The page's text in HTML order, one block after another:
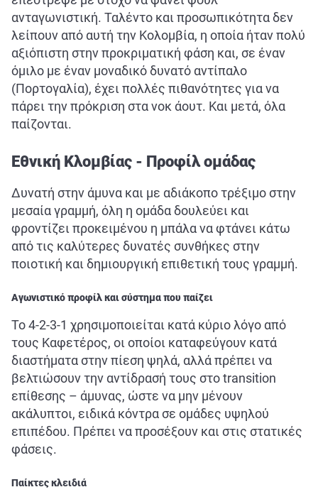
ΑΘΛΗΤΙΚΑ
ΣΥΝΕΝΤΕΥΞΕΙΣ
ΑΘΛΗΤΙΚΕΣ ΜΕΤΑΔΟΣΕΙΣ
Εξυπηρέτηση Πελατών
ανταγωνιστική. Ταλέντο και προσωπικότητα δεν
λείπουν από αυτή την Κολομβία, η οποία ήταν πολύ
αξιόπιστη στην προκριματική φάση και, σε έναν
όμιλο με έναν μοναδικό δυνατό αντίπαλο
(Πορτογαλία), έχει πολλές πιθανότητες για να
πάρει την πρόκριση στα νοκ άουτ. Και μετά, όλα
παίζονται.
Εθνική Κλομβίας - Προφίλ ομάδας
Δυνατή στην άμυνα και με αδιάκοπο τρέξιμο στην
μεσαία γραμμή, όλη η ομάδα δουλεύει και
φροντίζει προκειμένου η μπάλα να φτάνει κάτω
από τις καλύτερες δυνατές συνθήκες στην
ποιοτική και δημιουργική επιθετική τους γραμμή.
Αγωνιστικό προφίλ και σύστημα που παίζει
Το 4-2-3-1 χρησιμοποιείται κατά κύριο λόγο από
τους Καφετέρος, οι οποίοι καταφεύγουν κατά
διαστήματα στην πίεση ψηλά, αλλά πρέπει να
βελτιώσουν την αντίδρασή τους στο transition
επίθεσης – άμυνας, ώστε να μην μένουν
ακάλυπτοι, ειδικά κόντρα σε ομάδες υψηλού
επιπέδου. Πρέπει να προσέξουν και στις στατικές
φάσεις.
Παίκτες κλειδιά